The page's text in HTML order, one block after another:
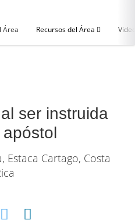
Área Recursos del Área
ser instruida
Estaca Cartago, Costa